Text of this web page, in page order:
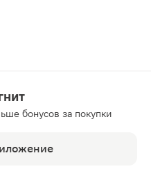
бонусов за покупки